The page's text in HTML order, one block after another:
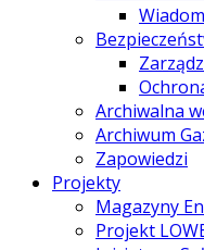
Archiwalna
Archiwum
Zapowiedzi
Projekty
Magazyny
Projekt